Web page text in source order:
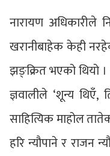
नारायण अधिकारीले
खरानीबाहेक केही
झङ्क्रित भएको थियो
ज्ञवालीले ‘शून्य थिएँ,
साहित्यिक माहोल
हरि न्यौपाने र राजन